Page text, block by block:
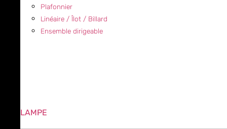
Plafonnier
Linéaire / Îlot / Billard
Ensemble dirigeable
LAMPE